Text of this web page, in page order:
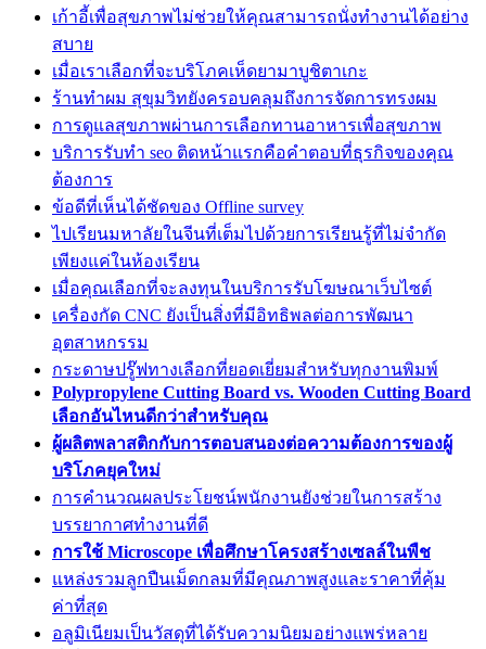
เก้าอี้เพื่อสุขภาพไม่ช่วยให้คุณสามารถนั่งทำงานได้อย่าง
สบาย
เมื่อเราเลือกที่จะบริโภคเห็ดยามาบูชิตาเกะ
ร้านทำผม สุขุมวิทยังครอบคลุมถึงการจัดการทรงผม
การดูแลสุขภาพผ่านการเลือกทานอาหารเพื่อสุขภาพ
บริการรับทำ seo ติดหน้าแรกคือคำตอบที่ธุรกิจของคุณ
ต้องการ
ข้อดีที่เห็นได้ชัดของ Offline survey
ไปเรียนมหาลัยในจีนที่เต็มไปด้วยการเรียนรู้ที่ไม่จำกัด
เพียงแค่ในห้องเรียน
เมื่อคุณเลือกที่จะลงทุนในบริการรับโฆษณาเว็บไซต์
เครื่องกัด CNC ยังเป็นสิ่งที่มีอิทธิพลต่อการพัฒนา
อุตสาหกรรม
กระดาษปรู๊ฟทางเลือกที่ยอดเยี่ยมสำหรับทุกงานพิมพ์
Polypropylene Cutting Board vs. Wooden Cutting Board
เลือกอันไหนดีกว่าสำหรับคุณ
ผู้ผลิตพลาสติกกับการตอบสนองต่อความต้องการของผู้
บริโภคยุคใหม่
การคำนวณผลประโยชน์พนักงานยังช่วยในการสร้าง
บรรยากาศทำงานที่ดี
การใช้ Microscope เพื่อศึกษาโครงสร้างเซลล์ในพืช
แหล่งรวมลูกปืนเม็ดกลมที่มีคุณภาพสูงและราคาที่คุ้ม
ค่าที่สุด
อลูมิเนียมเป็นวัสดุที่ได้รับความนิยมอย่างแพร่หลาย